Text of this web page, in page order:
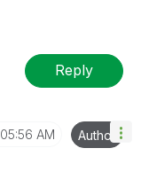
Reply
05:56 AM Author